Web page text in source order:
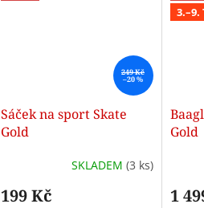
249 Kč
–20 %
Sáček na sport Skate
Gold
SKLADEM (3 ks)
199 Kč
3.–9.
Gold
1